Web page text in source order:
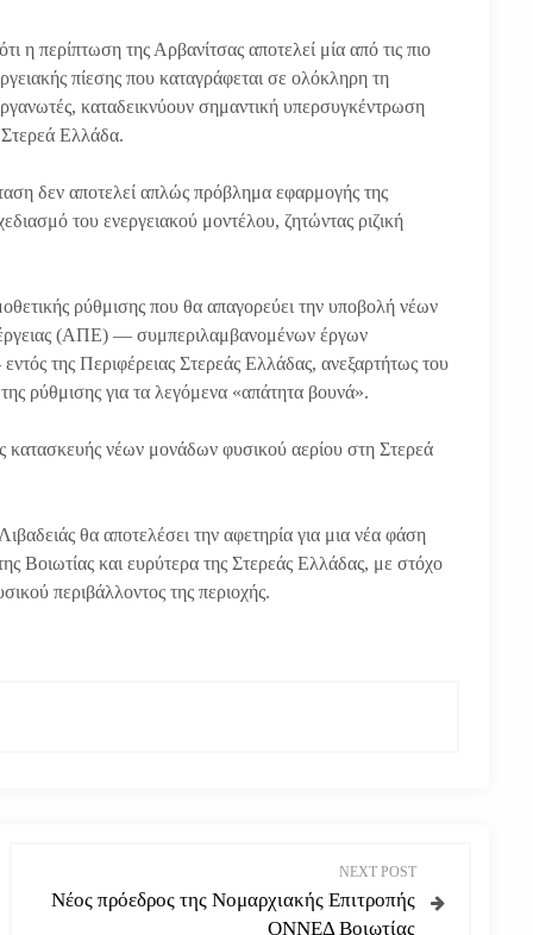
η περίπτωση της Αρβανίτσας αποτελεί μία από τις πιο
πίεσης που καταγράφεται σε ολόκληρη τη
καταδεικνύουν σημαντική υπερσυγκέντρωση
Στερεά Ελλάδα.
δεν αποτελεί απλώς πρόβλημα εφαρμογής της
του ενεργειακού μοντέλου, ζητώντας ριζική
ρύθμισης που θα απαγορεύει την υποβολή νέων
(ΑΠΕ) — συμπεριλαμβανομένων έργων
της Περιφέρειας Στερεάς Ελλάδας, ανεξαρτήτως του
ρύθμισης για τα λεγόμενα «απάτητα βουνά».
κατασκευής νέων μονάδων φυσικού αερίου στη Στερεά
θα αποτελέσει την αφετηρία για μια νέα φάση
Βοιωτίας και ευρύτερα της Στερεάς Ελλάδας, με στόχο
περιβάλλοντος της περιοχής.
NEXT POST
Νέος πρόεδρος της Νομαρχιακής Επιτροπής
ΟΝΝΕΔ Βοιωτίας